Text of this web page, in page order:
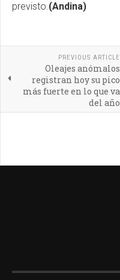
previsto. (Andina)
PREVIOUS ARTICLE
Oleajes anómalos
registran hoy su pico
más fuerte en lo que va
del año